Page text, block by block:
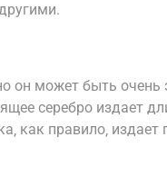
он может быть
серебро издает
как правило‚ издает